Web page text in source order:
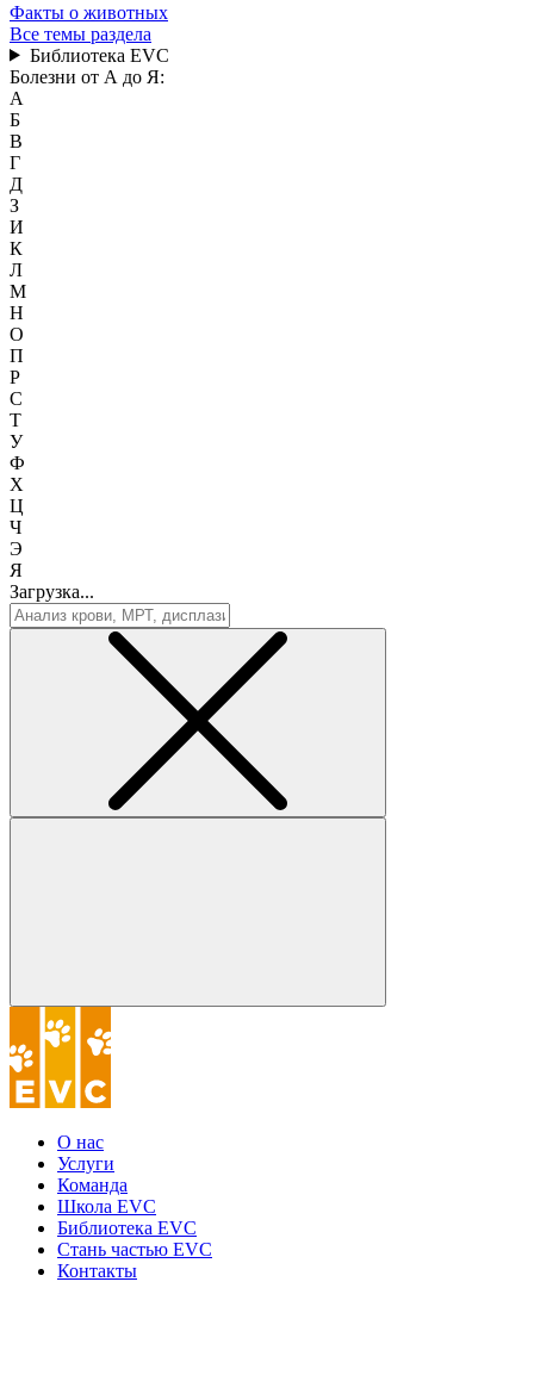
Факты о животных
Все темы раздела
Библиотека EVC
Болезни от А до Я:
А
Б
В
Г
Д
З
И
К
Л
М
Н
О
П
Р
С
Т
У
Ф
Х
Ц
Ч
Э
Я
Загрузка...
О нас
Услуги
Команда
Школа EVC
Библиотека EVC
Стань частью EVC
Контакты